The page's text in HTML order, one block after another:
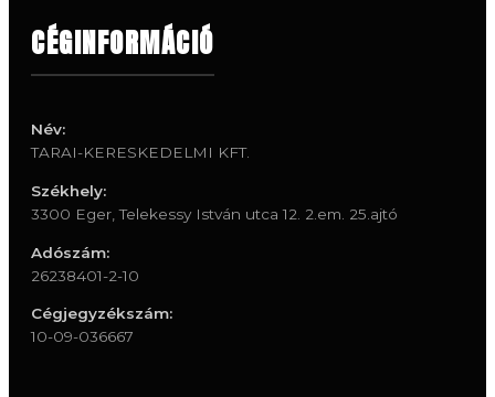
CÉGINFORMÁCIÓ
Név:
TARAI-KERESKEDELMI KFT.
Székhely:
3300 Eger, Telekessy István utca 12. 2.em. 25.ajtó
Adószám:
26238401-2-10
Cégjegyzékszám:
10-09-036667